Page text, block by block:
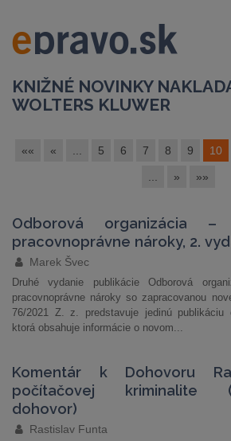
KNIŽNÉ NOVINKY
WOLTERS KLUWER
«« « 5 6 7 8 9 10
» »»
Odborová organizácia –
pracovnoprávne nároky, 2.
Marek Švec
Druhé vydanie publikácie Odborová
pracovnoprávne nároky so zapracovanou
76/2021 Z. z. predstavuje jedinú publikáciu
ktorá obsahuje informácie o novom...
Komentár k Dohovoru
počítačovej kriminalite
dohovor)
Rastislav Funta